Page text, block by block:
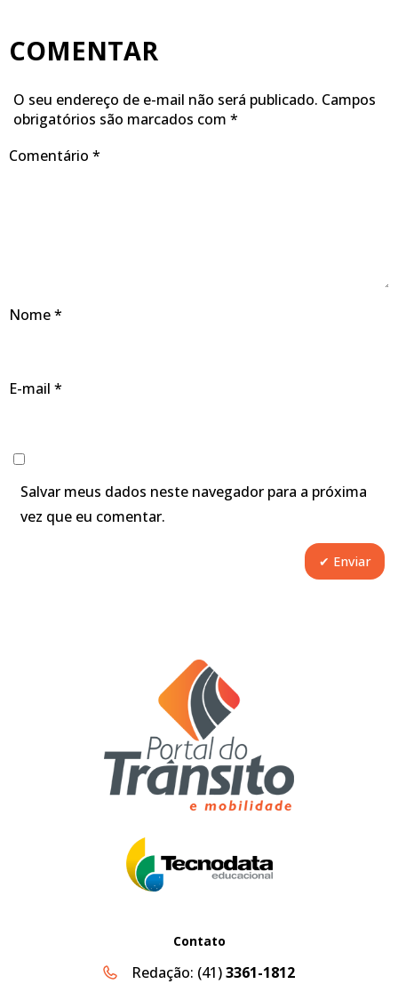
COMENTAR
O seu endereço de e-mail não será publicado. Campos
obrigatórios são marcados com *
Comentário *
Nome*
E-mail *
Salvar meus dados neste navegador para a próxima
vez que eu comentar.
Contato
Redação: (41)3361-1812